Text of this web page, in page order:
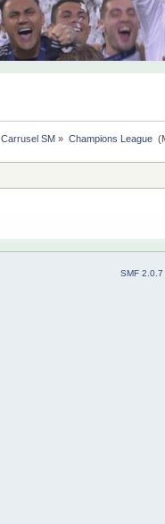
Carrusel SM » Champions League
SMF 2.0.7